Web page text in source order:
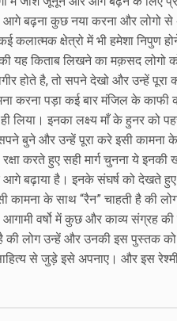
आगे बढ़ना कुछ नया करना और लोगो
क्षेत्रो में भी हमेशा निपुण
यह किताब लिखने का मक़सद लोगो
होते है, तो सपने देखो और उन्हें पूरा
करना पड़ा कई बार मंजिल के काफी
लिया। इनका लक्ष्य माँ के हुनर को
बुने और उन्हें पूरा करे इसी कामना
करते हुए सही मार्ग चुनना ये इनकी
आगे बढ़ाया है। इनके संघर्ष को देखते
कामना के साथ “रैन” चाहती है की
वर्षो में कुछ और काव्य संग्रह
की लोग उन्हें और उनकी इस पुस्तक को
से जुड़े इसे अपनाए। और इस